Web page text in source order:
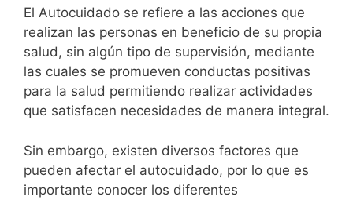
El Autocuidado se refiere a las acciones que
realizan las personas en beneficio de su propia
salud, sin algún tipo de supervisión, mediante
las cuales se promueven conductas positivas
para la salud permitiendo realizar actividades
que satisfacen necesidades de manera integral.
Sin embargo, existen diversos factores que
pueden afectar el autocuidado, por lo que es
importante conocer los diferentes